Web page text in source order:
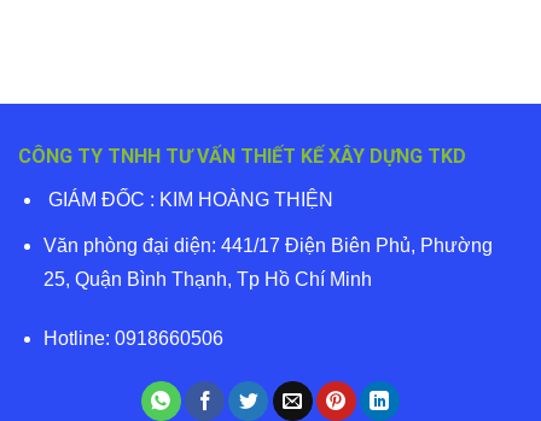
CÔNG TY TNHH TƯ VẤN THIẾT KẾ XÂY DỰNG TKD
GIÁM ĐỐC : KIM HOÀNG THIỆN
Văn phòng đại diện: 441/17 Điện Biên Phủ, Phường
25, Quận Bình Thạnh, Tp Hồ Chí Minh
Hotline: 0918660506